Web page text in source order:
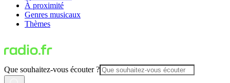
À proximité
Genres musicaux
Thèmes
Que souhaitez-vous écouter ?